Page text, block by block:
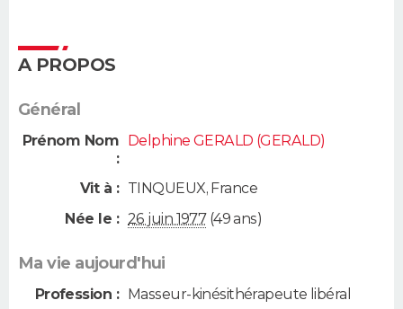
A PROPOS
Général
Prénom Nom
:
Delphine GERALD (GERALD)
Vit à : TINQUEUX, France
Née le : 26 juin 1977(49 ans)
Ma vie aujourd'hui
Profession :
Masseur-kinésithérapeute libéral